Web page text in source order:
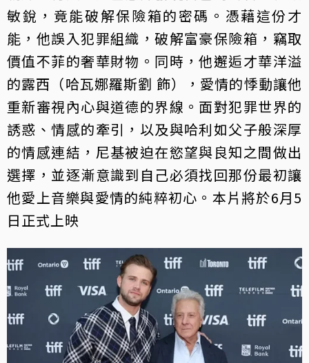
敏銳，竟能破解保險箱的密碼。憑藉這份才
能，他誤入犯罪組織，破解富豪保險箱，竊取
價值不菲的奢華財物。同時，他邂逅才華洋溢
的露西（哈瓦娜羅斯劉 飾），愛情的悸動讓他
重新審視內心與道德的界線。面對犯罪世界的
誘惑、情感的牽引，以及與哈利如父子般深厚
的情感連結，尼基被迫在慾望與良知之間做出
選擇，並逐漸意識到自己必須找回那份最初讓
他愛上音樂與愛情的純粹初心。本片將於6月5
日正式上映